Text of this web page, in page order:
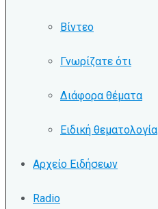
Βίντεο
Γνωρίζατε ότι
Διάφορα θέματα
Ειδική θεματολογία
Αρχείο Ειδήσεων
Radio